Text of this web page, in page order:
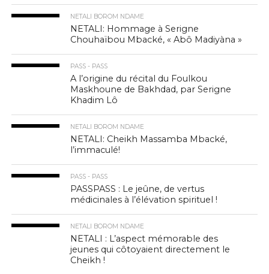
NETALI BOROM NDAME
NETALI: Hommage à Serigne
Chouhaïbou Mbacké, « Abô Madiyàna »
PASS - PASS
A l’origine du récital du Foulkou
Maskhoune de Bakhdad, par Serigne
Khadim Lô
NETALI BOROM NDAME
NETALI: Cheikh Massamba Mbacké,
l’immaculé!
PASS - PASS
PASSPASS : Le jeûne, de vertus
médicinales à l’élévation spirituel !
NETALI BOROM NDAME
NETALI : L’aspect mémorable des
jeunes qui côtoyaient directement le
Cheikh !